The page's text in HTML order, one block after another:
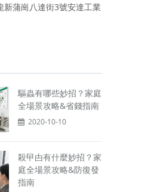
新蒲崗八達街3號安達工業
驅蟲有哪些妙招？家庭
全場景攻略&省錢指南
2020-10-10
殺曱甴有什麼妙招？家
庭全場景攻略&防復發
指南